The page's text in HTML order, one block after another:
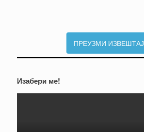
ПРЕУЗМИ ИЗВЕШТАЈ
Изабери ме!